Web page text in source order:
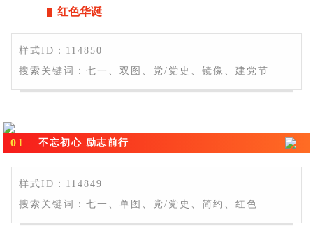
红色华诞
样式ID：114850
搜索关键词：七一、双图、党/党史、镜像、建党节
01 不忘初心 励志前行
样式ID：114849
搜索关键词：七一、单图、党/党史、简约、红色